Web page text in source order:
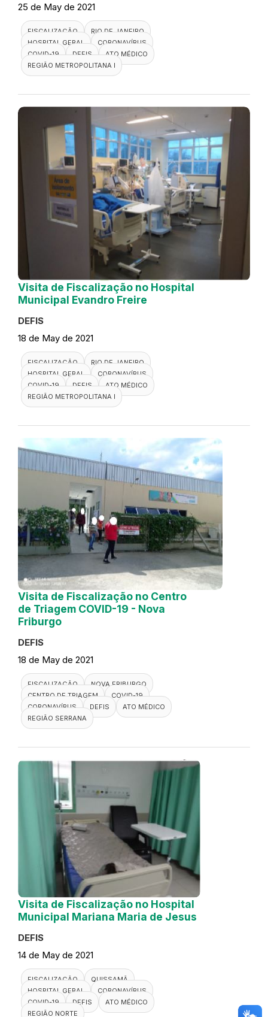
25 de May de 2021
FISCALIZAÇÃO
RIO DE JANEIRO
HOSPITAL GERAL
CORONAVÍRUS
COVID-19
DEFIS
ATO MÉDICO
REGIÃO METROPOLITANA I
Visita de Fiscalização no Hospital
Municipal Evandro Freire
DEFIS
18 de May de 2021
FISCALIZAÇÃO
RIO DE JANEIRO
HOSPITAL GERAL
CORONAVÍRUS
COVID-19
DEFIS
ATO MÉDICO
REGIÃO METROPOLITANA I
Visita de Fiscalização no Centro
de Triagem COVID-19 - Nova
Friburgo
DEFIS
18 de May de 2021
FISCALIZAÇÃO
NOVA FRIBURGO
CENTRO DE TRIAGEM
COVID-19
CORONAVÍRUS
DEFIS
ATO MÉDICO
REGIÃO SERRANA
Visita de Fiscalização no Hospital
Municipal Mariana Maria de Jesus
DEFIS
14 de May de 2021
FISCALIZAÇÃO
QUISSAMÃ
HOSPITAL GERAL
CORONAVÍRUS
COVID-19
DEFIS
ATO MÉDICO
REGIÃO NORTE